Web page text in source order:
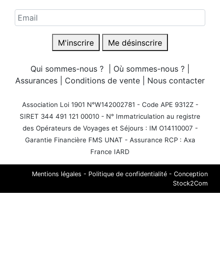
M'inscrire Me désinscrire
Qui sommes-nous ? Où sommes-nous ?
Assurances
Conditions de vente Nous contacter
Association Loi 1901 N°W142002781 - Code APE 9312Z -
SIRET 344 491 121 00010 - N° Immatriculation au registre
des Opérateurs de Voyages et Séjours : IM O14110007 -
Garantie Financière FMS UNAT - Assurance RCP : Axa
France IARD
Mentions légales - Politique de confidentialité - Conception
Stock2Com